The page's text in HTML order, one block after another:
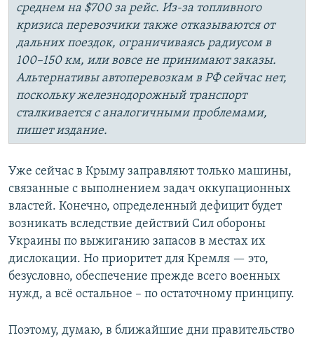
среднем на $700 за рейс. Из-за топливного
кризиса перевозчики также отказываются от
дальних поездок, ограничиваясь радиусом в
100–150 км, или вовсе не принимают заказы.
Альтернативы автоперевозкам в РФ сейчас нет,
поскольку железнодорожный транспорт
сталкивается с аналогичными проблемами,
пишет издание.
Уже сейчас в Крыму заправляют только машины,
связанные с выполнением задач оккупационных
властей. Конечно, определенный дефицит будет
возникать вследствие действий Сил обороны
Украины по выжиганию запасов в местах их
дислокации. Но приоритет для Кремля — это,
безусловно, обеспечение прежде всего военных
нужд, а всё остальное – по остаточному принципу.
Поэтому, думаю, в ближайшие дни правительство